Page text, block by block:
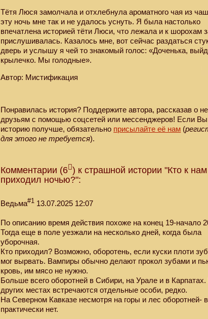
Тётя Люся замолчала и отхлебнула ароматного чая из
эту ночь мне так и не удалось уснуть. Я была настолько
впечатлена историей тёти Люси, что лежала и к шорохам
прислушивалась. Казалось мне, вот сейчас раздаться
дверь и услышу я чей то знакомый голос: «Доченька,
крылечко. Мы голодные».
Автор: Мистификация
Понравилась история? Поддержите автора, рассказав о
друзьям с помощью соцсетей или мессенджеров! Если Вы
историю получше, обязательно присылайте её нам (
для этого не требуется).
Комментарии (6 ) к страшной истории "Кто к нам
приходил ночью?":
Ведьма#1 13.07.2025 12:07
По описанию время действия похоже на конец 19-начало
Тогда еще в поле уезжали на несколько дней, когда была
уборочная.
Кто приходил? Возможно, оборотень, если куски плоти
мог вырвать. Вампиры обычно делают прокол зубами и
кровь, им мясо не нужно.
Больше всего оборотней в Сибири, на Урале и в
других местах встречаются отдельные особи, редко.
На Северном Кавказе несмотря на горы и лес оборотней-
практически нет.